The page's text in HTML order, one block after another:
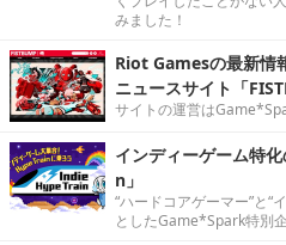
みました！
Riot Gamesの最新情
ニュースサイト「
サイトの運営は
インディーゲーム特
n」
“ハードコアゲーマー”と“
としたGame*Spark特別企